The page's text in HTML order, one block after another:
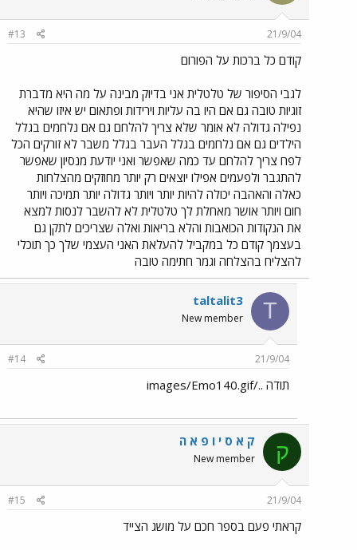
21/9/04
#13
קודם כל ברכות על הפורום
לגבי הסיפור של טלטלית אני בדיוק מבינה על מה היא מדברת
זוגיות טובה גם אם היו בה עליות וירידות ופתאום יש איזו שהיא
נפילה גדולה לא אומר שלא צריך להלחם גם אם נלחמים בגלל
הילדים גם אם נלחמים בגלל העבר בגלל משבר לא זורקים הכל
לפח צריך להלחם עד כמה שאפשר ואני יודעת מנסיון שאפשר
להתגבר ולפעמים אפילו יוצאים רק יותר מחוזקים מהצלחות
כאלה והאהבה יכולה להיות יותר ויותר גדולה יותר תמיכה ויותר
חום ויותר אושר מאחלת לך טלטלית לא להשבר לנסות למצא
את הנקודות הכואבות והלא בריאות ואלה שצריכים לתקן גם
בעצמך קודם כל במקביל להעלאת האני העצמי שלך כך תוכלי
להצליח בהצלחה וגמר חתימה טובה
T
taltalit3
New member
21/9/04
#14
תודה ../images/Emo140.gif
ק ק א ס י ו פ א ה
New member
21/9/04
#15
קראתי פעם בספר חכם על מושג הצייד